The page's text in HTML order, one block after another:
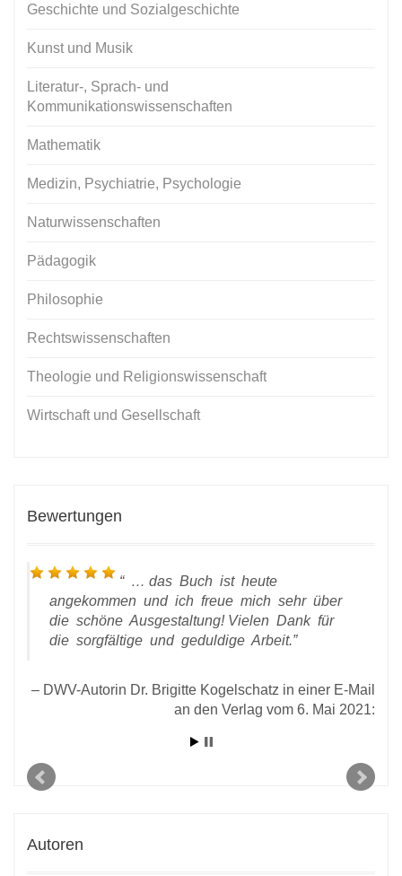
Geschichte und Sozialgeschichte
Kunst und Musik
Literatur-, Sprach- und
Kommunikationswissenschaften
Mathematik
Medizin, Psychiatrie, Psychologie
Naturwissenschaften
Pädagogik
Philosophie
Rechtswissenschaften
Theologie und Religionswissenschaft
Wirtschaft und Gesellschaft
Bewertungen
… das Buch ist heute
angekommen und ich freue mich sehr über
die schöne Ausgestaltung! Vielen Dank für
die sorgfältige und geduldige Arbeit.
DWV-Autorin Dr. Brigitte Kogelschatz in einer E-Mail
an den Verlag vom 6. Mai 2021:
Autoren